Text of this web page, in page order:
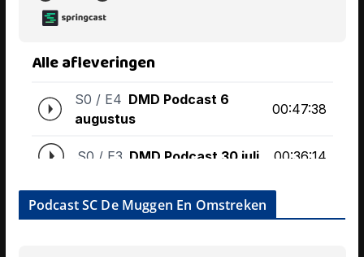
Podcast SC De Muggen En Omstreken